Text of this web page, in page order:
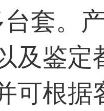
台套。
及鉴定
可根据